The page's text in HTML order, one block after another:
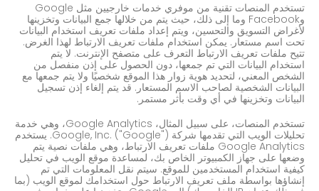
تستخدم المنصات تقنية من موفري خدمات خارجيين مثل Google
وFacebook وما إلى ذلك، حيث يتم من خلالها جمع البيانات وتخزينها
لأغراض التسويق والتحسين، ويتم إعداد ملفات تعريف استخدام البيانات
تحت اسم مستعار. يمكن استخدام ملفات تعريف الارتباط لهذا الغرض.
تتيح ملفات تعريف الارتباط التعرف على متصفح الإنترنت. لا يتم
استخدام البيانات التي تم جمعها، دون الحصول على إذن منفصل من
الشخص المعني، لتحديد هوية زوار هذا الموقع شخصيًا ولا يتم جمعها مع
البيانات الشخصية لصاحب الاسم المستعار. قد يتم إلغاء إذن تسجيل
البيانات وتخزينها في أي وقت بأثر مستمر.
تستخدم المنصات، على سبيل المثال، Google Analytics، وهي خدمة
تحليلات الويب التي تقدمها شركة Google, Inc. ("Google"). يستخدم
Google Analytics ملفات تعريف الارتباط، وهي ملفات نصية يتم
وضعها على جهاز الكمبيوتر الخاص بك، لمساعدة موقع الويب في تحليل
كيفية استخدام المستخدمين للموقع. سيتم نقل المعلومات التي تم
إنشاؤها بواسطة ملف تعريف الارتباط حول استخدامك لموقع الويب (بما